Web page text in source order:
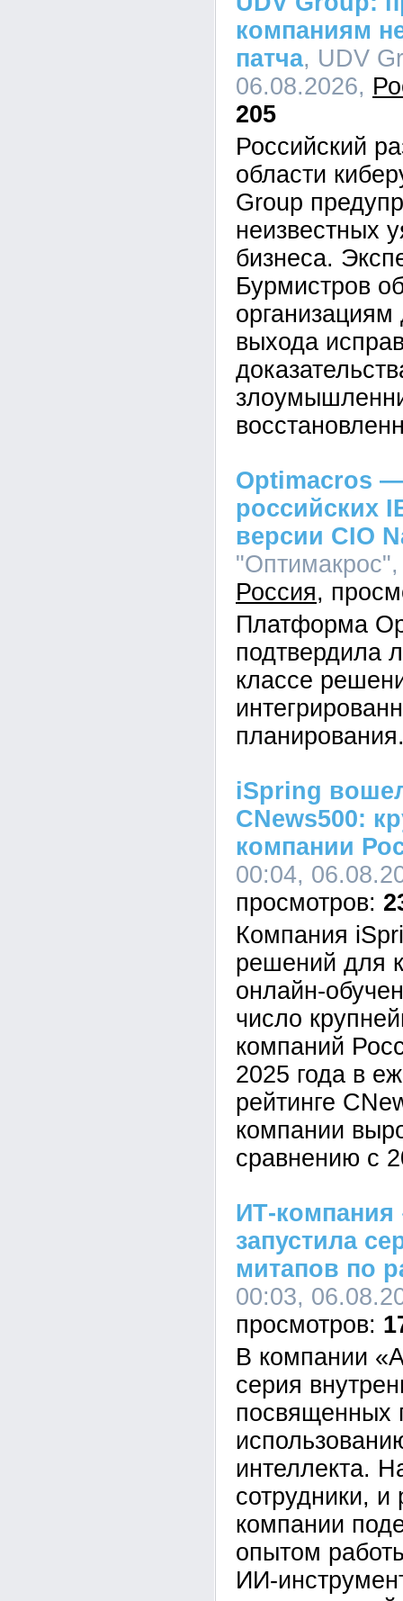
компаниям
патча, UDV
06.08.2026,
205
Российский
области
Group
неизвестных
бизнеса.
Бурмистров
организациям
выхода
Optimacros —
российских
версии CIO
Россия
Платформа
подтвердила
классе
iSpring
CNews500:
компании
00:04,
Компания
решений для
онлайн-
число
компаний
2025 года в
рейтинге
компании
сравнению с
ИТ-компания
запустила
митапов по
00:03,
В компании
серия
посвященных
интеллекта.
сотрудники, и
компании
опытом
ИИ-